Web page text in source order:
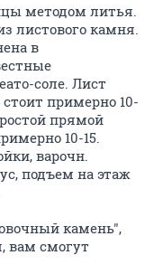
методом литья.
листового камня.
в
соле. Лист
примерно 10-
прямой
10-15.
варочн.
подъем на этаж
камень",
вам смогут